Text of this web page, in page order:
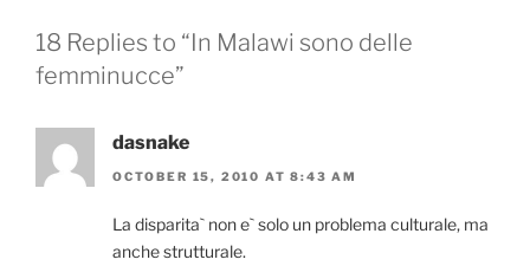
18 Replies to “In Malawi sono delle
femminucce”
dasnake
OCTOBER 15, 2010 AT 8:43 AM
La disparita` non e` solo un problema culturale, ma
anche strutturale.